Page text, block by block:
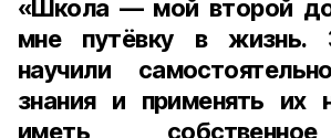
«Школа — мой второй
мне путёвку в жизнь.
научили
знания и применять их
иметь